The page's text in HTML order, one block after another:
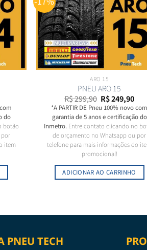
preço
239,90.
do
botão
por
item
ARO 15
PNEU ARO 15
R$299,90 O
preço
original
era:
R$ 299,90.
R$249,90O
preço
atual
é:
R$
*A PARTIR DE Pneu 100% novo com
garantia de 5 anos e certificação do
Inmetro. Entre contato clicando no
de orçamento no Whatsapp ou por
telefone para mais informações do
promocional!
ADICIONAR AO CARRINHO
PNEU TECH